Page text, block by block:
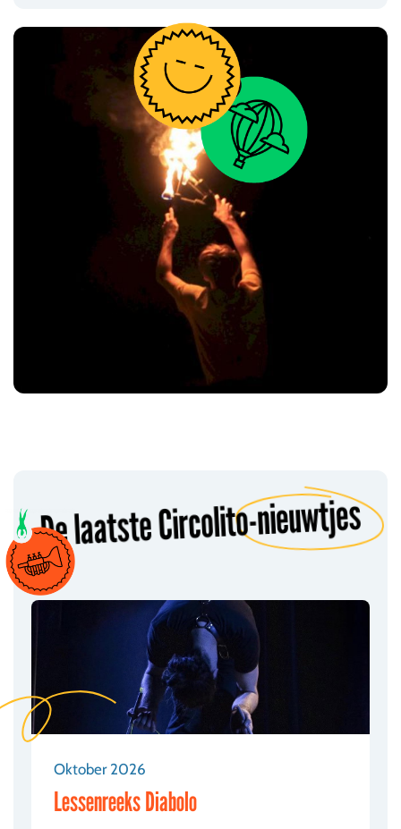
De laatste Circolito-nieuwtjes
Oktober 2026
Lessenreeks Diabolo